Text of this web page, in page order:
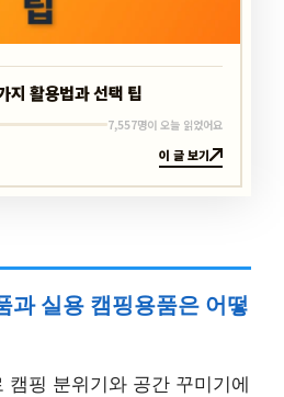
지 활용법과 선택 팁
7,557명이 오늘 읽었어요
이 글 보기
과 실용 캠핑용품은 어떻
캠핑 분위기와 공간 꾸미기에